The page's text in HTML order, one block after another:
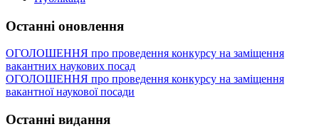
Останні оновлення
ОГОЛОШЕННЯ про проведення конкурсу на заміщення
вакантних наукових посад
ОГОЛОШЕННЯ про проведення конкурсу на заміщення
вакантної наукової посади
Останні видання